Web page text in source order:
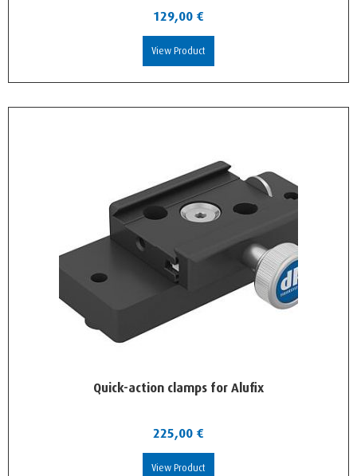
129,00 €
View Product
Quick-action clamps for Alufix
225,00 €
View Product